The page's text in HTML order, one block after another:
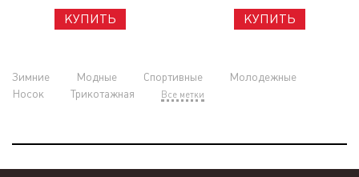
КУПИТЬ КУПИТЬ
Зимние Модные Спортивные
Молодежные
Носок
Трикотажная Все метки